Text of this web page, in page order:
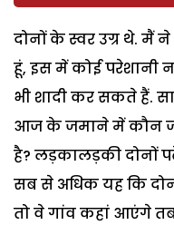
दोनों के स्वर उग्र थे. मैं
हूं, इस में कोई परेशानी
भी शादी कर सकते हैं.
आज के जमाने में कौन
है? लड़कालड़की दोनों
सब से अधिक यह कि
तो वे गांव कहां आएंगे